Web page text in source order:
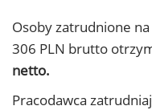
Osoby zatrudnione
306 PLN brutto
netto.
Pracodawca